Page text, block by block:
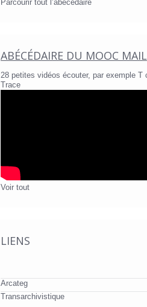
Parcourir tout l’abécédaire
ABÉCÉDAIRE DU MOOC MAIL
28 petites vidéos écouter, par exemple T
Trace
Voir tout
LIENS
Arcateg
Transarchivistique